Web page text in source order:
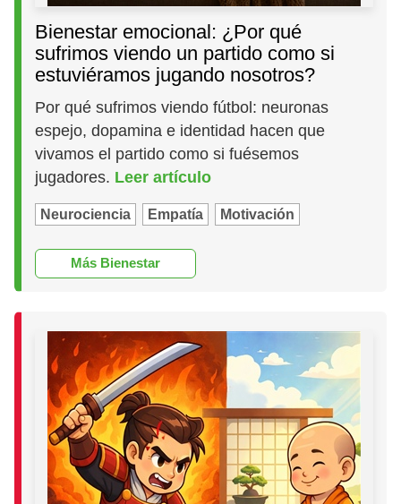
Bienestar emocional: ¿Por qué
sufrimos viendo un partido como si
estuviéramos jugando nosotros?
Por qué sufrimos viendo fútbol: neuronas
espejo, dopamina e identidad hacen que
vivamos el partido como si fuésemos
jugadores. Leer artículo
Neurociencia Empatía Motivación
Más Bienestar